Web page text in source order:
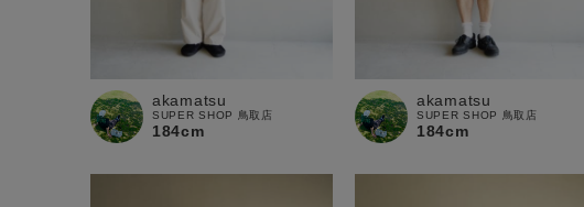
akamatsu
SUPER SHOP 鳥取店
184cm
akamatsu
SUPER SHOP 鳥取店
184cm